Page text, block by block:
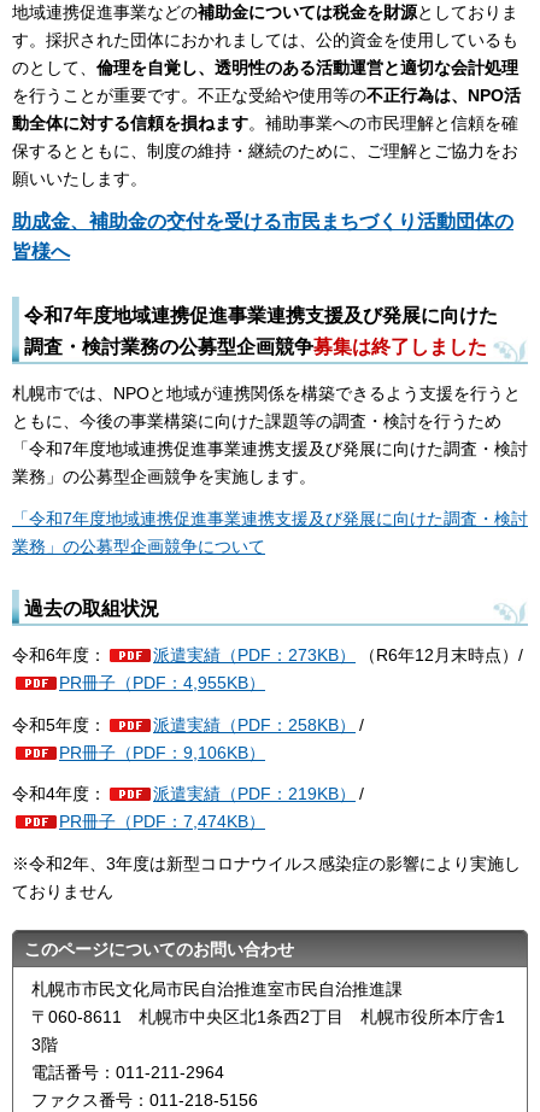
地域連携促進事業などの補助金については税金を財源としておりま
す。採択された団体におかれましては、公的資金を使用しているも
のとして、 倫理を自覚し、透明性のある活動運営と適切な会計処理
を行うことが重要です。不正な受給や使用等の不正行為は、NPO活
動全体に対する信頼を損ねます。補助事業への市民理解と信頼を確
保するとともに、制度の維持・継続のために、ご理解とご協力をお
願いいたします。
助成金、補助金の交付を受ける市民まちづくり活動団体の
皆様へ
令和7年度地域連携促進事業連携支援及び発展に向けた
調査・検討業務の公募型企画競争募集は終了しました
札幌市では、NPOと地域が連携関係を構築できるよう支援を行うと
ともに、今後の事業構築に向けた課題等の調査・検討を行うため
「令和7年度地域連携促進事業連携支援及び発展に向けた調査・検討
業務」の公募型企画競争を実施します。
「令和7年度地域連携促進事業連携支援及び発展に向けた調査・検討
業務」の公募型企画競争について
過去の取組状況
令和6年度： 派遣実績（PDF：273KB）
（R6年12月末時点）/
PR冊子（PDF：4,955KB）
令和5年度： 派遣実績（PDF：258KB）
/
PR冊子（PDF：9,106KB）
令和4年度： 派遣実績（PDF：219KB）
/
PR冊子（PDF：7,474KB）
※令和2年、3年度は新型コロナウイルス感染症の影響により実施し
ておりません
このページについてのお問い合わせ
札幌市市民文化局市民自治推進室市民自治推進課
〒060-8611 札幌市中央区北1条西2丁目 札幌市役所本庁舎1
3階
電話番号：011-211-2964
ファクス番号：011-218-5156